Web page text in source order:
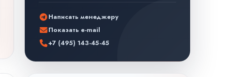
Написать менеджеру
Показать e-mail
+7 (495) 143-45-45